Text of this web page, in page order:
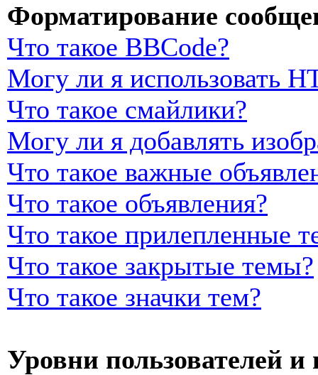
Форматирование
Что такое BBCode?
Могу ли я использовать
Что такое смайлики?
Могу ли я добавлять
Что такое важные
Что такое объявления?
Что такое прилепленные
Что такое закрытые темы?
Что такое значки тем?
Уровни пользователей